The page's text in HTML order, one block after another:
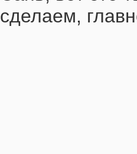
сделаем,